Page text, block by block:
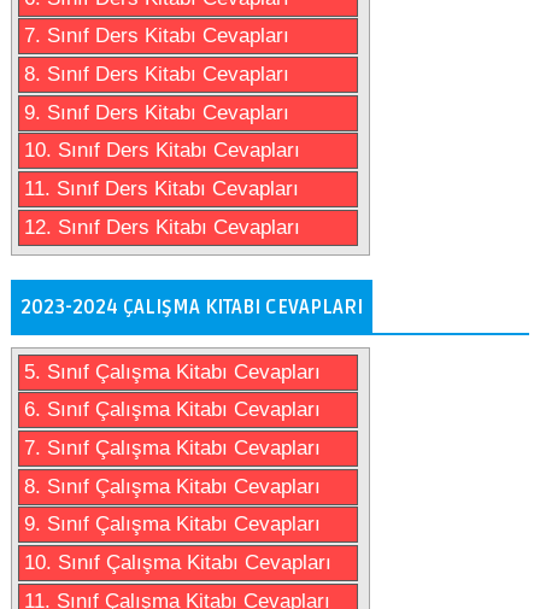
7. Sınıf Ders Kitabı Cevapları
8. Sınıf Ders Kitabı Cevapları
9. Sınıf Ders Kitabı Cevapları
10. Sınıf Ders Kitabı Cevapları
11. Sınıf Ders Kitabı Cevapları
12. Sınıf Ders Kitabı Cevapları
2023-2024 ÇALIŞMA KITABI CEVAPLARI
5. Sınıf Çalışma Kitabı Cevapları
6. Sınıf Çalışma Kitabı Cevapları
7. Sınıf Çalışma Kitabı Cevapları
8. Sınıf Çalışma Kitabı Cevapları
9. Sınıf Çalışma Kitabı Cevapları
10. Sınıf Çalışma Kitabı Cevapları
11. Sınıf Çalışma Kitabı Cevapları